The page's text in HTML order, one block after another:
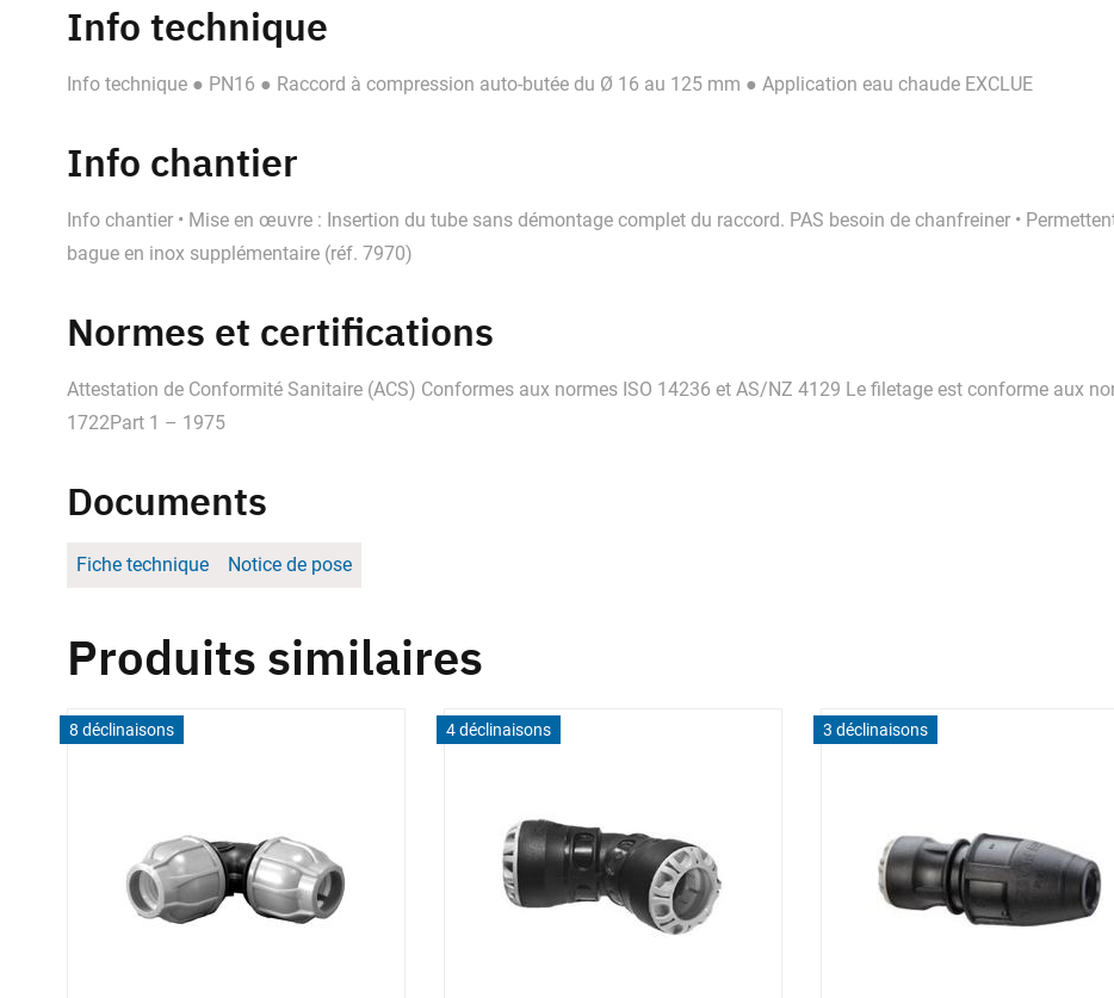
Info technique
Info technique ● PN16 ● Raccord à compression auto-butée du Ø 16 au 125 mm ● Application eau chaude EXCLUE
Info chantier
Info chantier • Mise en œuvre : Insertion du tube sans démontage complet du raccord. PAS besoin de chanfreiner •
bague en inox supplémentaire (réf. 7970)
Normes et certifications
Attestation de Conformité Sanitaire (ACS) Conformes aux normes ISO 14236 et AS/NZ 4129 Le filetage est conforme aux
1722Part 1 – 1975
Documents
Fiche technique Notice de pose
Produits similaires
8 déclinaisons 4 déclinaisons 3 déclinaisons